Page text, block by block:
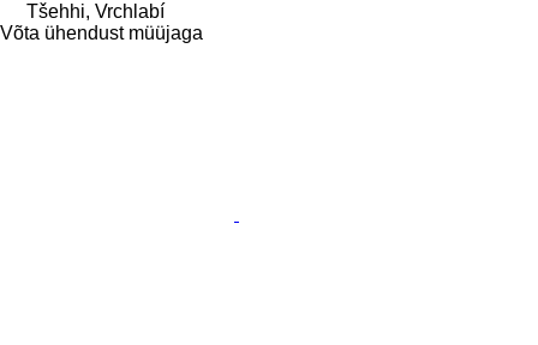
Tšehhi, Vrchlabí
Võta ühendust müüjaga